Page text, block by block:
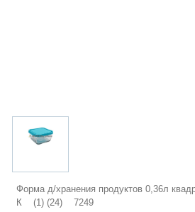
Форма д/хранения продуктов 0,36л
К (1) (24) 7249